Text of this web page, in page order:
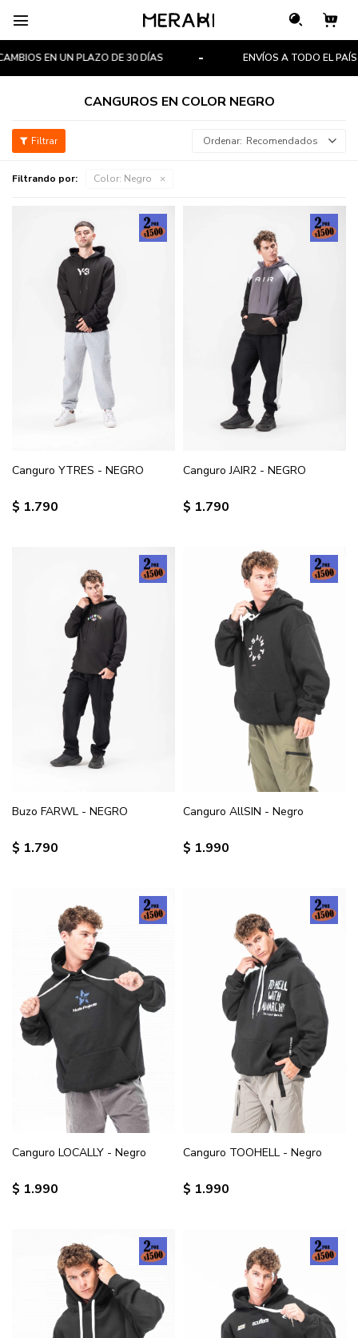

EN UN PLAZO DE 30 DÍAS ENVÍOS A TODO EL PAÍS
CANGUROS EN COLOR NEGRO
Recomendados
Filtrando por: Color: Negro
Canguro YTRES - NEGRO
$ 1.790
Canguro JAIR2 - NEGRO
$ 1.790
Buzo FARWL - NEGRO
$ 1.790
Canguro AllSIN - Negro
$ 1.990
Canguro LOCALLY - Negro
$ 1.990
Canguro TOOHELL - Negro
$ 1.990